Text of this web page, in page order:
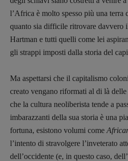
Recensioni
Primo Piano
RUBRICHE
Archeologie del
Fumetti
Libro & Film
Pulp for kids
l’Africa è molto spesso più una terra
quanto sia difficile ritrovare davvero
Hartman e tutti quelli come lei
gli strappi imposti dalla storia del
Ma aspettarsi che il capitalismo
creato vengano riformati al di là
che la cultura neoliberista tende a
imbarazzanti della sua storia è una
fortuna, esistono volumi come
l’intento di stravolgere l’inveterato
dell’occidente (e, in questo caso,